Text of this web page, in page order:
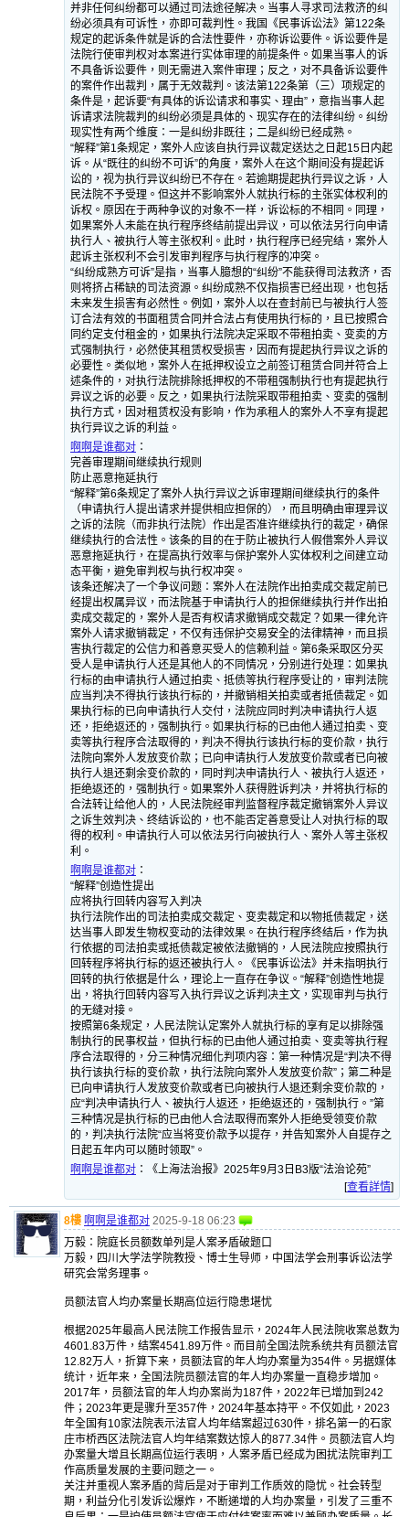
并非任何纠纷都可以通过司法途径解决。当事人寻求司法救济的纠
纷必须具有可诉性，亦即可裁判性。我国《民事诉讼法》第122条
规定的起诉条件就是诉的合法性要件，亦称诉讼要件。诉讼要件是
法院行使审判权对本案进行实体审理的前提条件。如果当事人的诉
不具备诉讼要件，则无需进入案件审理；反之，对不具备诉讼要件
的案件作出裁判，属于无效裁判。该法第122条第（三）项规定的
条件是，起诉要“有具体的诉讼请求和事实、理由”，意指当事人起
诉请求法院裁判的纠纷必须是具体的、现实存在的法律纠纷。纠纷
现实性有两个维度：一是纠纷非既往；二是纠纷已经成熟。
“解释”第1条规定，案外人应该自执行异议裁定送达之日起15日内起
诉。从“既往的纠纷不可诉”的角度，案外人在这个期间没有提起诉
讼的，视为执行异议纠纷已不存在。若逾期提起执行异议之诉，人
民法院不予受理。但这并不影响案外人就执行标的主张实体权利的
诉权。原因在于两种争议的对象不一样，诉讼标的不相同。同理，
如果案外人未能在执行程序终结前提出异议，可以依法另行向申请
执行人、被执行人等主张权利。此时，执行程序已经完结，案外人
起诉主张权利不会引发审判程序与执行程序的冲突。
“纠纷成熟方可诉”是指，当事人臆想的“纠纷”不能获得司法救济，否
则将挤占稀缺的司法资源。纠纷成熟不仅指损害已经出现，也包括
未来发生损害有必然性。例如，案外人以在查封前已与被执行人签
订合法有效的书面租赁合同并合法占有使用执行标的，且已按照合
同约定支付租金的，如果执行法院决定采取不带租拍卖、变卖的方
式强制执行，必然使其租赁权受损害，因而有提起执行异议之诉的
必要性。类似地，案外人在抵押权设立之前签订租赁合同并符合上
述条件的，对执行法院排除抵押权的不带租强制执行也有提起执行
异议之诉的必要。反之，如果执行法院采取带租拍卖、变卖的强制
执行方式，因对租赁权没有影响，作为承租人的案外人不享有提起
执行异议之诉的利益。
啊啊是谁都对 ：
完善审理期间继续执行规则
防止恶意拖延执行
“解释”第6条规定了案外人执行异议之诉审理期间继续执行的条件
（申请执行人提出请求并提供相应担保的），而且明确由审理异议
之诉的法院（而非执行法院）作出是否准许继续执行的裁定，确保
继续执行的合法性。该条的目的在于防止被执行人假借案外人异议
恶意拖延执行，在提高执行效率与保护案外人实体权利之间建立动
态平衡，避免审判权与执行权冲突。
该条还解决了一个争议问题：案外人在法院作出拍卖成交裁定前已
经提出权属异议，而法院基于申请执行人的担保继续执行并作出拍
卖成交裁定的，案外人是否有权请求撤销成交裁定？如果一律允许
案外人请求撤销裁定，不仅有违保护交易安全的法律精神，而且损
害执行裁定的公信力和善意买受人的信赖利益。第6条采取区分买
受人是申请执行人还是其他人的不同情况，分别进行处理：如果执
行标的由申请执行人通过拍卖、抵债等执行程序受让的，审判法院
应当判决不得执行该执行标的，并撤销相关拍卖或者抵债裁定。如
果执行标的已向申请执行人交付，法院应同时判决申请执行人返
还，拒绝返还的，强制执行。如果执行标的已由他人通过拍卖、变
卖等执行程序合法取得的，判决不得执行该执行标的变价款，执行
法院向案外人发放变价款；已向申请执行人发放变价款或者已向被
执行人退还剩余变价款的，同时判决申请执行人、被执行人返还，
拒绝返还的，强制执行。如果案外人获得胜诉判决，并将执行标的
合法转让给他人的，人民法院经审判监督程序裁定撤销案外人异议
之诉生效判决、终结诉讼的，也不能否定善意受让人对执行标的取
得的权利。申请执行人可以依法另行向被执行人、案外人等主张权
利。
啊啊是谁都对 ：
“解释”创造性提出
应将执行回转内容写入判决
执行法院作出的司法拍卖成交裁定、变卖裁定和以物抵债裁定，送
达当事人即发生物权变动的法律效果。在执行程序终结后，作为执
行依据的司法拍卖或抵债裁定被依法撤销的，人民法院应按照执行
回转程序将执行标的返还被执行人。《民事诉讼法》并未指明执行
回转的执行依据是什么，理论上一直存在争议。“解释”创造性地提
出，将执行回转内容写入执行异议之诉判决主文，实现审判与执行
的无缝对接。
按照第6条规定，人民法院认定案外人就执行标的享有足以排除强
制执行的民事权益，但执行标的已由他人通过拍卖、变卖等执行程
序合法取得的，分三种情况细化判项内容：第一种情况是“判决不得
执行该执行标的变价款，执行法院向案外人发放变价款”；第二种是
已向申请执行人发放变价款或者已向被执行人退还剩余变价款的，
应“判决申请执行人、被执行人返还，拒绝返还的，强制执行。”第
三种情况是执行标的已由他人合法取得而案外人拒绝受领变价款
的，判决执行法院“应当将变价款予以提存，并告知案外人自提存之
日起五年内可以随时领取”。
啊啊是谁都对 ：
《上海法治报》2025年9月3日B3版“法治论苑”
[查看詳情]
8樓 啊啊是谁都对 2025-9-18 06:23
万毅：院庭长员额数单列是人案矛盾破题口
万毅，四川大学法学院教授、博士生导师，中国法学会刑事诉讼法学
研究会常务理事。
员额法官人均办案量长期高位运行隐患堪忧
根据2025年最高人民法院工作报告显示，2024年人民法院收案总数为
4601.83万件，结案4541.89万件。而目前全国法院系统共有员额法官
12.82万人，折算下来，员额法官的年人均办案量为354件。另据媒体
统计，近年来，全国法院员额法官的年人均办案量一直稳步增加。
2017年，员额法官的年人均办案尚为187件，2022年已增加到242
件；2023年更是骤升至357件，2024年基本持平。不仅如此，2023
年全国有10家法院表示法官人均年结案超过630件，排名第一的石家
庄市桥西区法院法官人均年结案数达惊人的877.34件。员额法官人均
办案量大增且长期高位运行表明，人案矛盾已经成为困扰法院审判工
作高质量发展的主要问题之一。
关注并重视人案矛盾的背后是对于审判工作质效的隐忧。社会转型
期，利益分化引发诉讼爆炸，不断递增的人均办案量，引发了三重不